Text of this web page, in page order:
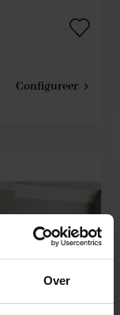
Over
Configureer